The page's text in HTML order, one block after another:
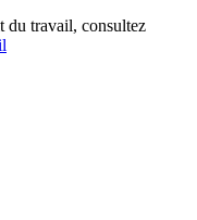
du travail, consultez